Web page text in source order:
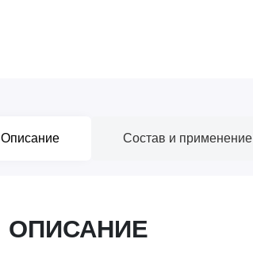
Описание Состав и применение
ОПИСАНИЕ